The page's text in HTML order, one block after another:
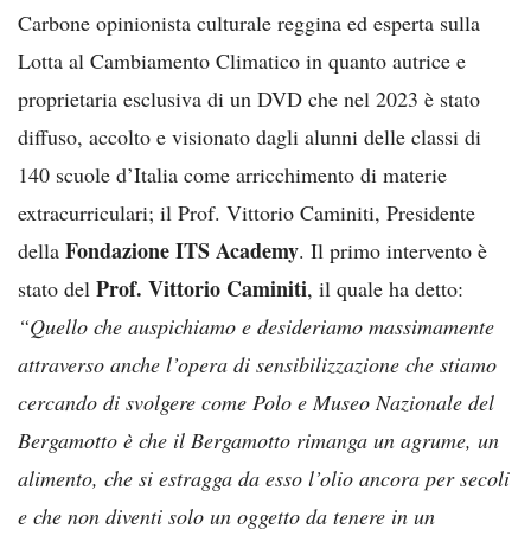
Carbone opinionista culturale reggina ed esperta sulla
Lotta al Cambiamento Climatico in quanto autrice e
proprietaria esclusiva di un DVD che nel 2023 è stato
diffuso, accolto e visionato dagli alunni delle classi di
140 scuole d’Italia come arricchimento di materie
extracurriculari; il Prof. Vittorio Caminiti, Presidente
della Fondazione ITS Academy. Il primo intervento è
stato del Prof. Vittorio Caminiti, il quale ha detto:
“Quello che auspichiamo e desideriamo massimamente
attraverso anche l’opera di sensibilizzazione che stiamo
cercando di svolgere come Polo e Museo Nazionale del
Bergamotto è che il Bergamotto rimanga un agrume, un
alimento, che si estragga da esso l’olio ancora per secoli
e che non diventi solo un oggetto da tenere in un